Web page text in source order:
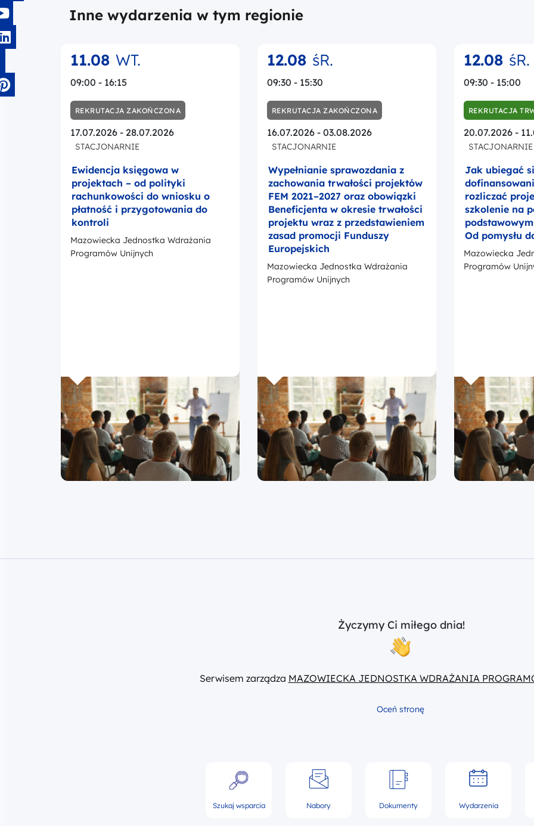
Inne wydarzenia w tym regionie
11.08 WT.
09:00 - 16:15
REKRUTACJA ZAKOŃCZONA
17.07.2026 - 28.07.2026
STACJONARNIE
Ewidencja księgowa w
projektach – od polityki
rachunkowości do wniosku o
płatność i przygotowania do
kontroli
Mazowiecka Jednostka Wdrażania
Programów Unijnych
12.08 śR.
09:30 - 15:30
REKRUTACJA ZAKOŃCZONA
16.07.2026 - 03.08.2026
STACJONARNIE
Wypełnianie sprawozdania z
zachowania trwałości projektów
FEM 2021–2027 oraz obowiązki
Beneficjenta w okresie trwałości
projektu wraz z przedstawieniem
zasad promocji Funduszy
Europejskich
Mazowiecka Jednostka Wdrażania
Programów Unijnych
12.08 śR.
09:30 - 15:00
REKRUTACJA
20.07.2026 -
STACJONARNIE
Jak ubiegać
rozliczać
szkolenie na
Od pomysłu
Mazowiecka
Programów
Życzymy Ci miłego dnia!
Serwisem zarządza MAZOWIECKA JEDNOSTKA WDRAŻANIA
Oceń stronę
Szukaj wsparcia Nabory Dokumenty Wydarzenia